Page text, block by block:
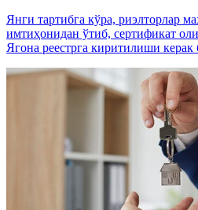
Янги тартибга кўра, риэлторлар
имтиҳонидан ўтиб, сертификат
Ягона реестрга киритилиши керак